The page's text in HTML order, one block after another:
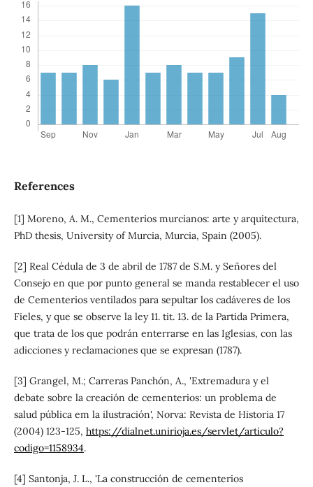
References
[1] Moreno, A. M., Cementerios murcianos: arte y arquitectura,
PhD thesis, University of Murcia, Murcia, Spain (2005).
[2] Real Cédula de 3 de abril de 1787 de S.M. y Señores del
Consejo en que por punto general se manda restablecer el uso
de Cementerios ventilados para sepultar los cadáveres de los
Fieles, y que se observe la ley 11. tit. 13. de la Partida Primera,
que trata de los que podrán enterrarse en las Iglesias, con las
adicciones y reclamaciones que se expresan (1787).
[3] Grangel, M.; Carreras Panchón, A., 'Extremadura y el
debate sobre la creación de cementerios: un problema de
salud pública em la ilustración', Norva: Revista de Historia 17
(2004) 123-125, https://dialnet.unirioja.es/servlet/articulo?
codigo=1158934.
[4] Santonja, J. L., 'La construcción de cementerios